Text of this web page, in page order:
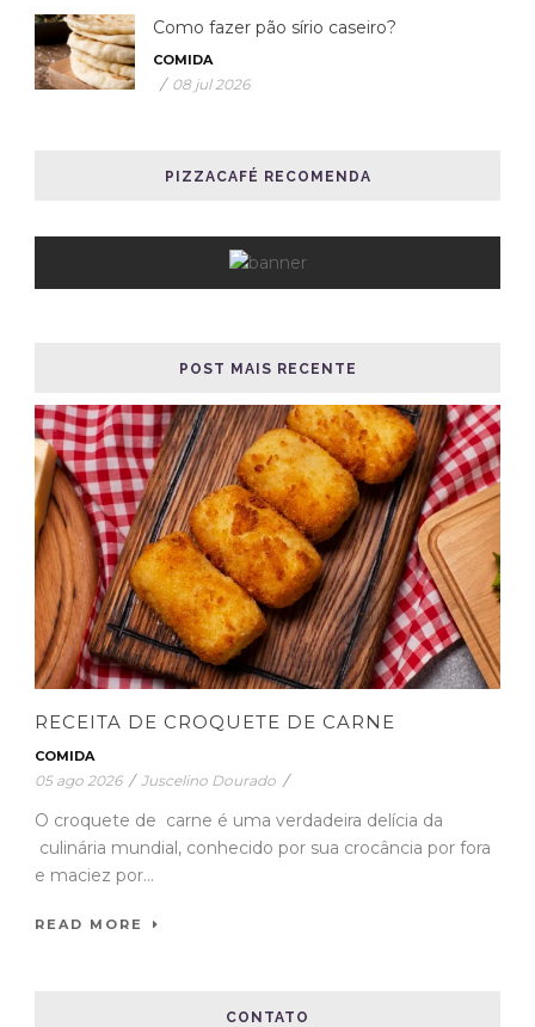
Como fazer pão sírio caseiro?
COMIDA
/ 08 jul 2026
PIZZACAFÉ RECOMENDA
POST MAIS RECENTE
RECEITA DE CROQUETE DE CARNE
COMIDA
05 ago 2026 / Juscelino Dourado /
O croquete de carne é uma verdadeira delícia da
culinária mundial, conhecido por sua crocância por fora
e maciez por...
READ MORE
CONTATO